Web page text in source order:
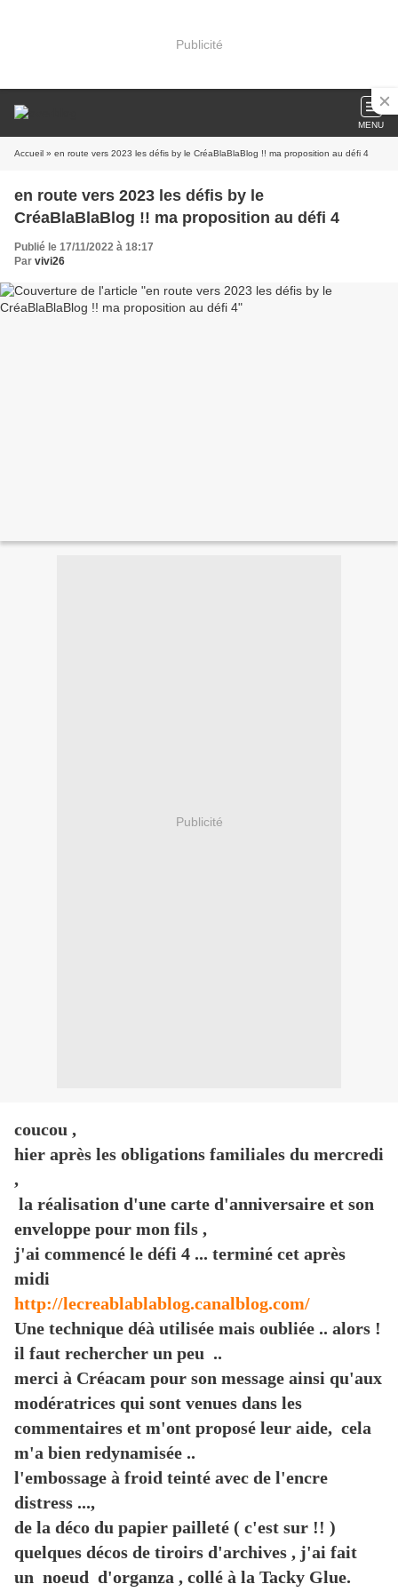
Publicité
MENU
Accueil » en route vers 2023 les défis by le CréaBlaBlaBlog !! ma proposition au défi 4
en route vers 2023 les défis by le
CréaBlaBlaBlog !! ma proposition au défi 4
Publié le 17/11/2022 à 18:17
Par vivi26
Publicité
coucou ,
hier après les obligations familiales du mercredi
,
la réalisation d'une carte d'anniversaire et son
enveloppe pour mon fils ,
j'ai commencé le défi 4 ... terminé cet après
midi
http://lecreablablablog.canalblog.com/
Une technique déà utilisée mais oubliée .. alors !
il faut rechercher un peu ..
merci à Créacam pour son message ainsi qu'aux
modératrices qui sont venues dans les
commentaires et m'ont proposé leur aide, cela
m'a bien redynamisée ..
l'embossage à froid teinté avec de l'encre
distress ...,
de la déco du papier pailleté ( c'est sur !! )
quelques décos de tiroirs d'archives , j'ai fait
un noeud d'organza , collé à la Tacky Glue.